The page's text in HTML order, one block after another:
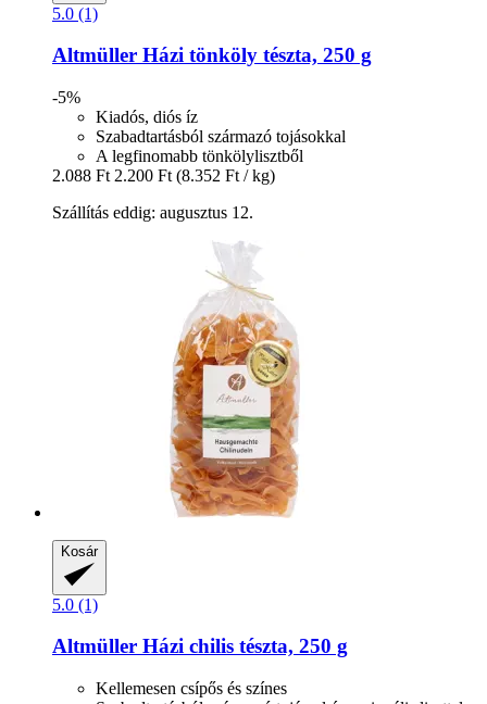
5.0 (1)
Altmüller Házi tönköly tészta, 250 g
-5%
Kiadós, diós íz
Szabadtartásból származó tojásokkal
A legfinomabb tönkölylisztből
2.088 Ft 2.200 Ft (8.352 Ft / kg)
Szállítás eddig: augusztus 12.
Kosár
5.0 (1)
Altmüller Házi chilis tészta, 250 g
Kellemesen csípős és színes